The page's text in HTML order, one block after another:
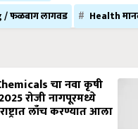
फळबाग लागवड
Health
चा नवा कृषी
रोजी नागपूरमध्ये
लाँच करण्यात आला